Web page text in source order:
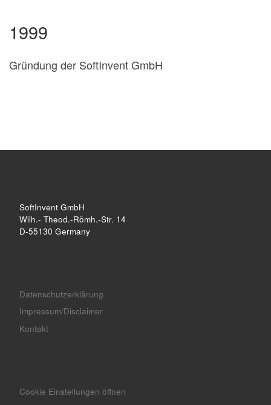
1999
Gründung der SoftInvent GmbH
SoftInvent GmbH
Wilh.- Theod.-Römh.-Str. 14
D-55130 Germany
Datenschutzerklärung
Impressum/Disclaimer
Kontakt
Cookie Einstellungen öffnen